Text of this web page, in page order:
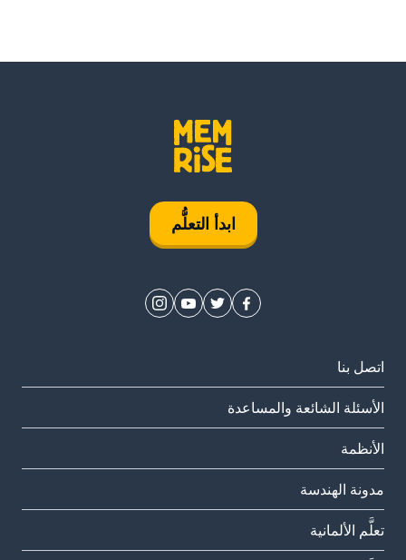
ابدأ التعلُّم
اتصل بنا
الأسئلة الشائعة والمساعدة
الأنظمة
مدونة الهندسة
تعلَّم الألمانية